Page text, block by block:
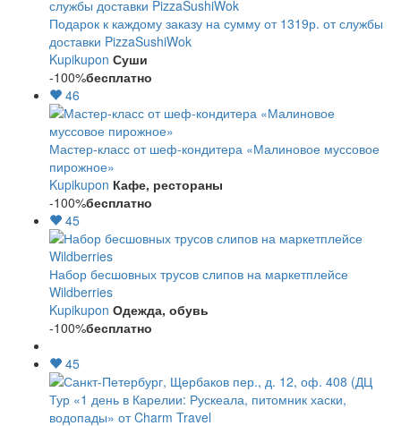
Подарок к каждому заказу на сумму от 1319р. от службы
доставки PizzaSushiWok
Kupikupon Суши
-100%бесплатно
46
Мастер-класс от шеф-кондитера «Малиновое муссовое
пирожное»
Kupikupon Кафе, рестораны
-100%бесплатно
45
Набор бесшовных трусов слипов на маркетплейсе
Wildberries
Kupikupon Одежда, обувь
-100%бесплатно
45
Тур «1 день в Карелии: Рускеала, питомник хаски,
водопады» от Charm Travel